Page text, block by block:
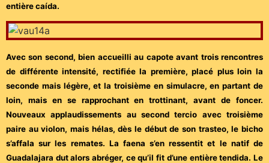
entière caída.
Avec son second, bien accueilli au capote avant trois rencontres
de différente intensité, rectifiée la première, placé plus loin la
seconde mais légère, et la troisième en simulacre, en partant de
loin, mais en se rapprochant en trottinant, avant de foncer.
Nouveaux applaudissements au second tercio avec troisième
paire au violon, mais hélas, dès le début de son trasteo, le bicho
s’affala sur les remates. La faena s’en ressentit et le natif de
Guadalajara dut alors abréger, ce qu’il fit d’une entière tendida. Le